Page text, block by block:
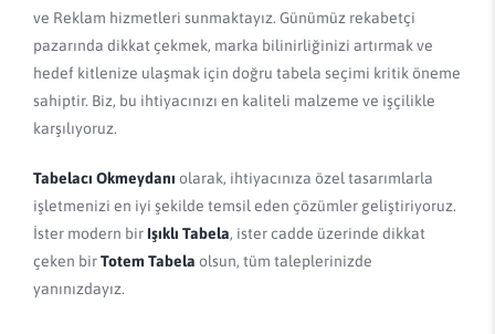
ve Reklam hizmetleri sunmaktayız. Günümüz rekabetçi
pazarında dikkat çekmek, marka bilinirliğinizi artırmak ve
hedef kitlenize ulaşmak için doğru tabela seçimi kritik öneme
sahiptir. Biz, bu ihtiyacınızı en kaliteli malzeme ve işçilikle
karşılıyoruz.
Tabelacı Okmeydanı olarak, ihtiyacınıza özel tasarımlarla
işletmenizi en iyi şekilde temsil eden çözümler geliştiriyoruz.
İster modern bir Işıklı Tabela, ister cadde üzerinde dikkat
çeken birTotem Tabela olsun, tüm taleplerinizde
yanınızdayız.